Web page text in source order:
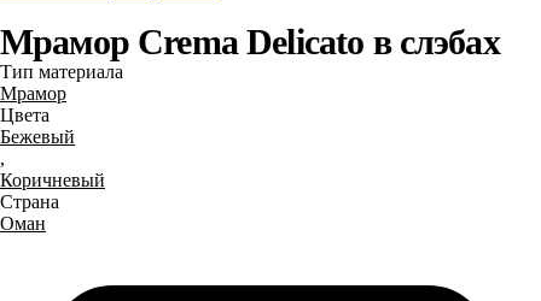
Мрамор Crema Delicato в слэбах
Тип материала
Мрамор
Цвета
Бежевый
,
Коричневый
Страна
Оман